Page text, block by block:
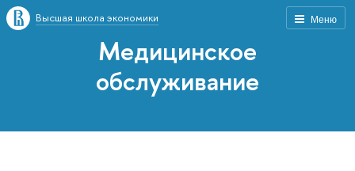
Меню
Высшая школа экономики
Медицинское
обслуживание